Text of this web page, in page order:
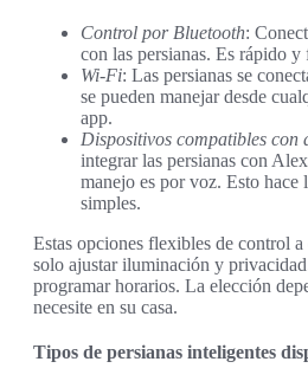
Control por Bluetooth:
con las persianas. Es rápido y
Wi-Fi: Las persianas se
se pueden manejar desde
app.
Dispositivos compatibles con
integrar las persianas con
manejo es por voz. Esto hace
simples.
Estas opciones flexibles de control
solo ajustar iluminación y
programar horarios. La elección
necesite en su casa.
Tipos de persianas inteligentes